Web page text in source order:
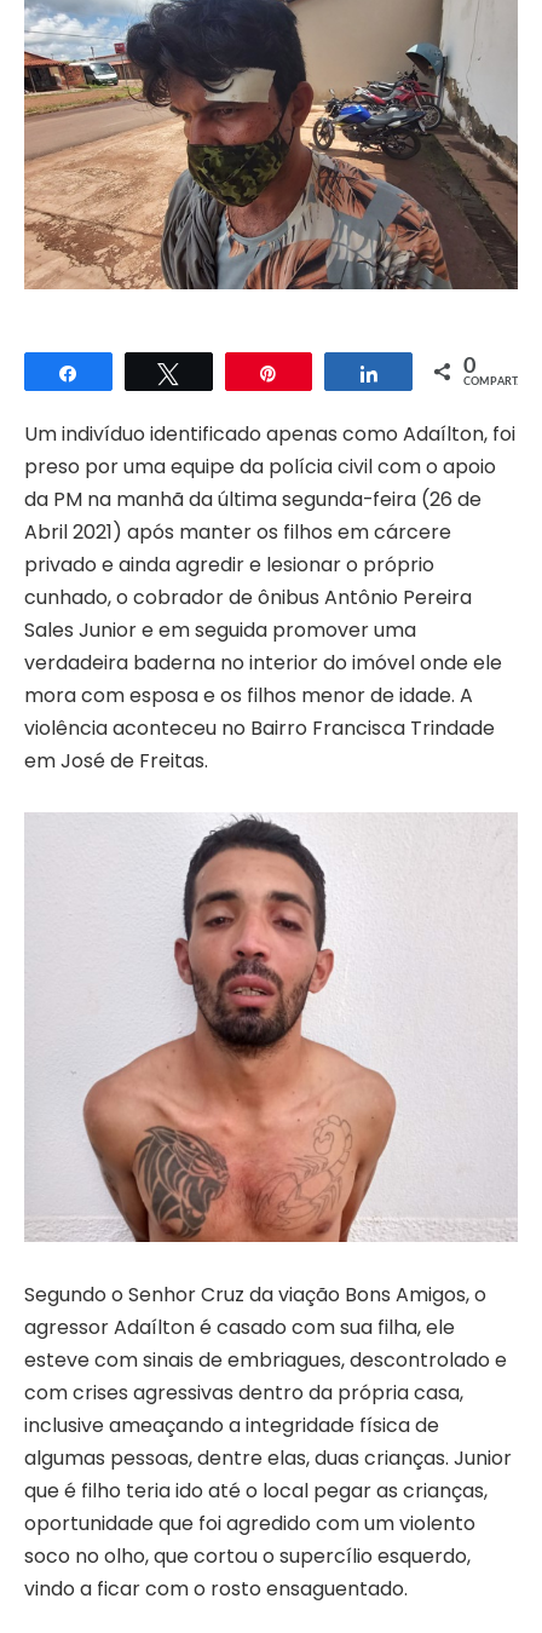
Compartilhar Compartilhar
0
COMPART.
Um indivíduo identificado apenas como Adaílton, foi
preso por uma equipe da polícia civil com o apoio
da PM na manhã da última segunda-feira (26 de
Abril 2021) após manter os filhos em cárcere
privado e ainda agredir e lesionar o próprio
cunhado, o cobrador de ônibus Antônio Pereira
Sales Junior e em seguida promover uma
verdadeira baderna no interior do imóvel onde ele
mora com esposa e os filhos menor de idade. A
violência aconteceu no Bairro Francisca Trindade
em José de Freitas.
Segundo o Senhor Cruz da viação Bons Amigos, o
agressor Adaílton é casado com sua filha, ele
esteve com sinais de embriagues, descontrolado e
com crises agressivas dentro da própria casa,
inclusive ameaçando a integridade física de
algumas pessoas, dentre elas, duas crianças. Junior
que é filho teria ido até o local pegar as crianças,
oportunidade que foi agredido com um violento
soco no olho, que cortou o supercílio esquerdo,
vindo a ficar com o rosto ensaguentado.